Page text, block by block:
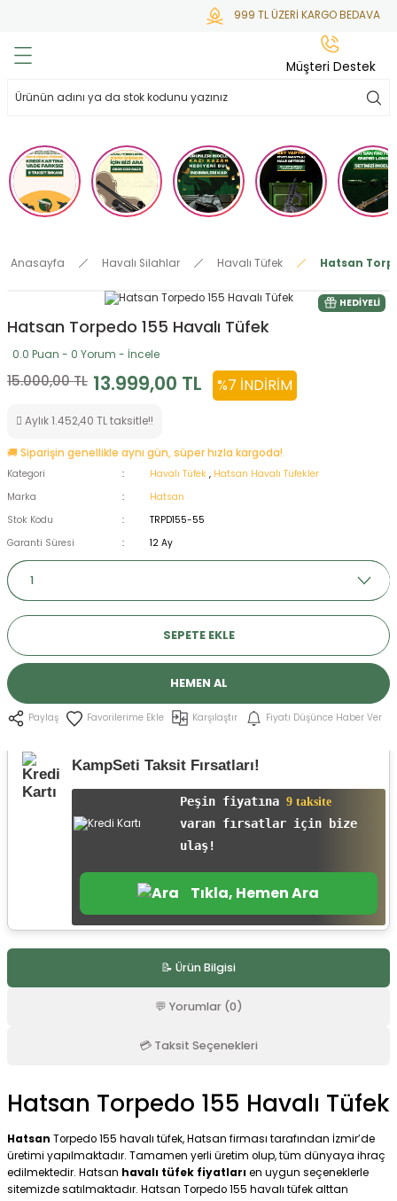
999 TL ÜZERİ KARGO BEDAVA
Mermisi
Tabure
Anasayfa Havalı Silahlar Havalı Tüfek Hatsan
HEDIYELI
Hatsan Torpedo 155 Havalı Tüfek
0.0 Puan - 0 Yorum - İncele
15.000,00 TL 13.999,00 TL %7 İNDIRIM
Aylık 1.452,40 TL taksitle!!
🚚 Siparişin genellikle aynı gün, süper hızla kargoda!
Kategori Havalı Tüfek , Hatsan Havalı Tüfekler
Marka
Hatsan
Stok Kodu
TRPD155-55
Garanti Süresi
12 Ay
SEPETE EKLE
HEMEN AL
Paylaş Karşılaştır Fiyatı Düşünce Haber Ver
KampSeti Taksit Fırsatları!
Peşin fiyatına 9 taksite
varan fırsatlar için bize
ulaş!
Tıkla, Hemen Ara
📝 Ürün Bilgisi
💬 Yorumlar (0)
💳 Taksit Seçenekleri
Hatsan Torpedo 155 Havalı Tüfek
Hatsan Torpedo 155 havalı tüfek, Hatsan firması tarafından İzmir’de
üretimi yapılmaktadır. Tamamen yerli üretim olup, tüm dünyaya ihraç
edilmektedir. Hatsan havalı tüfek fiyatları en uygun seçeneklerle
sitemizde satılmaktadır. Hatsan Torpedo 155 havalı tüfek alttan